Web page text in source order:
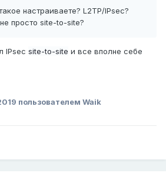
настраиваете? L2TP/IPsec?
просто site-to-site?
IPsec site-to-site и все вполне себе
пользователем Waik